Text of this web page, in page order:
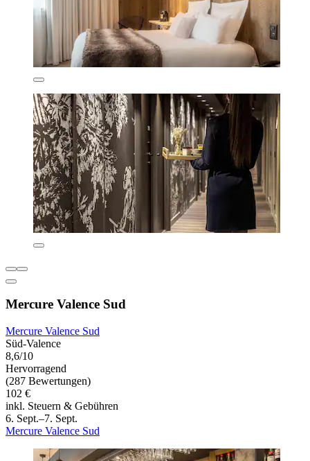
Mercure Valence Sud
Mercure Valence Sud
Süd-Valence
8,6/10
Hervorragend
(287 Bewertungen)
102 €
inkl. Steuern & Gebühren
6. Sept.–7. Sept.
Mercure Valence Sud